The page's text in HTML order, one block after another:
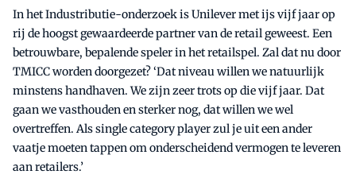
In het Industributie-onderzoek is Unilever met ijs vijf jaar op
rij de hoogst gewaardeerde partner van de retail geweest. Een
betrouwbare, bepalende speler in het retailspel. Zal dat nu door
TMICC worden doorgezet? ‘Dat niveau willen we natuurlijk
minstens handhaven. We zijn zeer trots op die vijf jaar. Dat
gaan we vasthouden en sterker nog, dat willen we wel
overtreffen. Als single category player zul je uit een ander
vaatje moeten tappen om onderscheidend vermogen te leveren
aan retailers.’